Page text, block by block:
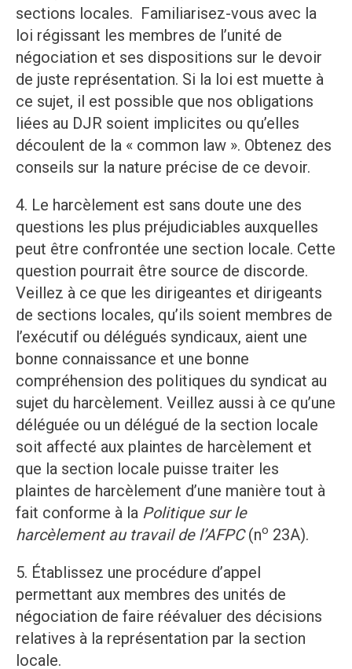
sections locales. Familiarisez-vous avec la
loi régissant les membres de l’unité de
négociation et ses dispositions sur le devoir
de juste représentation. Si la loi est muette à
ce sujet, il est possible que nos obligations
liées au DJR soient implicites ou qu’elles
découlent de la « common law ». Obtenez des
conseils sur la nature précise de ce devoir.
4. Le harcèlement est sans doute une des
questions les plus préjudiciables auxquelles
peut être confrontée une section locale. Cette
question pourrait être source de discorde.
Veillez à ce que les dirigeantes et dirigeants
de sections locales, qu’ils soient membres de
l’exécutif ou délégués syndicaux, aient une
bonne connaissance et une bonne
compréhension des politiques du syndicat au
sujet du harcèlement. Veillez aussi à ce qu’une
déléguée ou un délégué de la section locale
soit affecté aux plaintes de harcèlement et
que la section locale puisse traiter les
plaintes de harcèlement d’une manière tout à
fait conforme à la Politique sur le
harcèlement au travail de l’AFPC(no 23A).
5. Établissez une procédure d’appel
permettant aux membres des unités de
négociation de faire réévaluer des décisions
relatives à la représentation par la section
locale.